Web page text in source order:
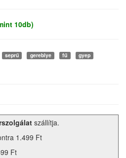
10db)
seprű gereblye fű
gyep
szállítja.
1.499 Ft
Ft